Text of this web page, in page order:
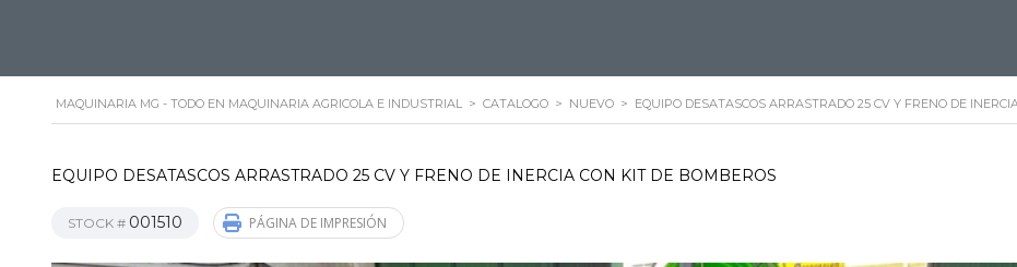
MAQUINARIA MG - TODO EN MAQUINARIA AGRICOLA E INDUSTRIAL > CATALOGO > NUEVO > EQUIPO DESATASCOS ARRASTRADO 25 CV Y FRENO DE
EQUIPO DESATASCOS ARRASTRADO 25 CV Y FRENO DE INERCIA CON KIT DE BOMBEROS
STOCK # 001510 PÁGINA DE IMPRESIÓN